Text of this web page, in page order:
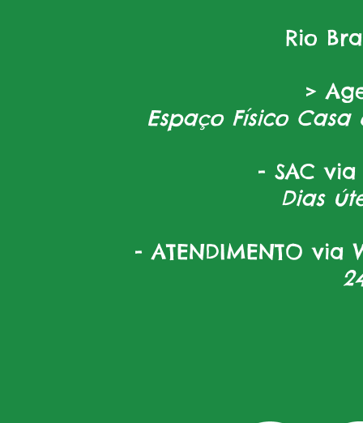
Rio
>
Espaço Físico Casa
- SAC via
Dias
- ATENDIMENTO via